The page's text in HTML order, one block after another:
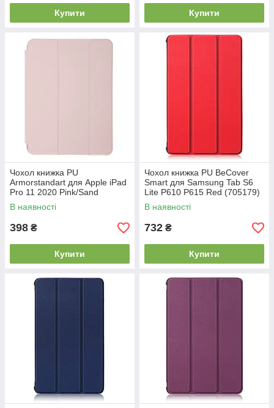
Купити Купити
Чохол книжка PU
Armorstandart для Apple iPad
Pro 11 2020 Pink/Sand
В наявності
398 ₴
Купити
Чохол книжка PU BeCover
Smart для Samsung Tab S6
Lite P610 P615 Red (705179)
В наявності
732 ₴
Купити